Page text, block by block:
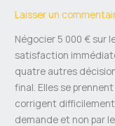
Laisser un
Négocier 5 000 € sur
satisfaction
quatre autres
final. Elles se
corrigent difficilement.
demande et non par